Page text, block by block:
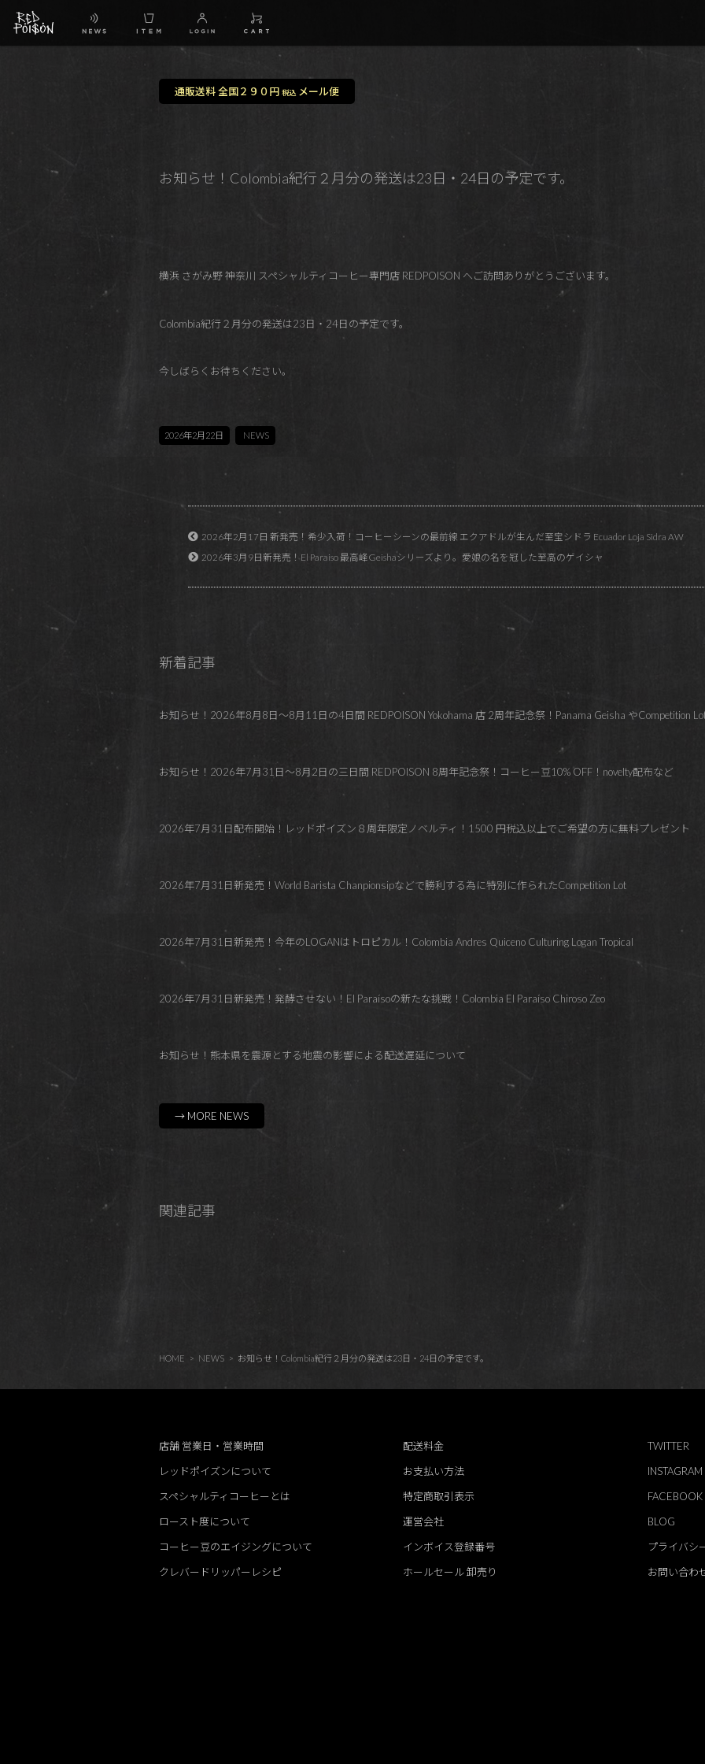
通販送料 全国２９０円 税込メール便
お知らせ！Colombia紀行２月分の発送は23日・24日の予定です。
横浜 さがみ野 神奈川 スペシャルティコーヒー専門店 REDPOISON へご訪問ありがとうございます。
Colombia紀行２月分の発送は23日・24日の予定です。
今しばらくお待ちください。
2026年2月22日 NEWS
2026年2月17日 新発売！希少入荷！コーヒーシーンの最前線 エクアドルが生んだ至宝シドラ Ecuador Loja Sidra AW
2026年3月9日新発売！El Paraiso 最高峰Geishaシリーズより。愛娘の名を冠した至高のゲイシャ
新着記事
お知らせ！2026年8月8日～8月11日の4日間 REDPOISON Yokohama 店 2周年記念祭！Panama Geisha やCompetition
お知らせ！2026年7月31日～8月2日の三日間 REDPOISON 8周年記念祭！コーヒー豆10% OFF！novelty配布など
2026年7月31日配布開始！レッドポイズン８周年限定ノベルティ！1500 円税込以上でご希望の方に無料プレゼント
2026年7月31日新発売！World Barista Chanpionsipなどで勝利する為に特別に作られたCompetition Lot
2026年7月31日新発売！今年のLOGANはトロピカル！Colombia Andres Quiceno Culturing Logan Tropical
2026年7月31日新発売！発酵させない！El Paraísoの新たな挑戦！Colombia El Paraíso Chiroso Zeo
お知らせ！熊本県を震源とする地震の影響による配送遅延について
→ MORE NEWS
関連記事
HOME NEWS お知らせ！Colombia紀行２月分の発送は23日・24日の予定です。
店舗 営業日・営業時間
レッドポイズンについて
スペシャルティコーヒーとは
ロースト度について
コーヒー豆のエイジングについて
クレバードリッパーレシピ
配送料金
お支払い方法
特定商取引表示
運営会社
インボイス登録番号
ホールセール 卸売り
TWITTER
INSTAGRAM
FACEBOOK
BLOG
プライバシ
お問い合わ